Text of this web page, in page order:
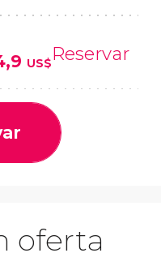
US$Reservar
oferta